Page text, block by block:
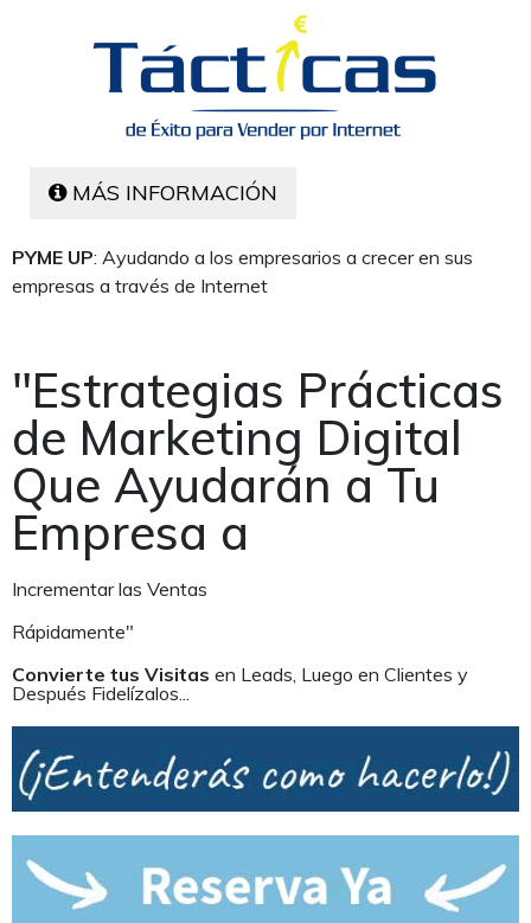
MÁS INFORMACIÓN
PYME UP: Ayudando a los empresarios a crecer en sus
empresas a través de Internet
"Estrategias Prácticas
de Marketing Digital
Que Ayudarán a Tu
Empresa a
Incrementar las Ventas
Rápidamente"
Convierte tus Visitas en Leads, Luego en Clientes y
Después Fidelízalos...